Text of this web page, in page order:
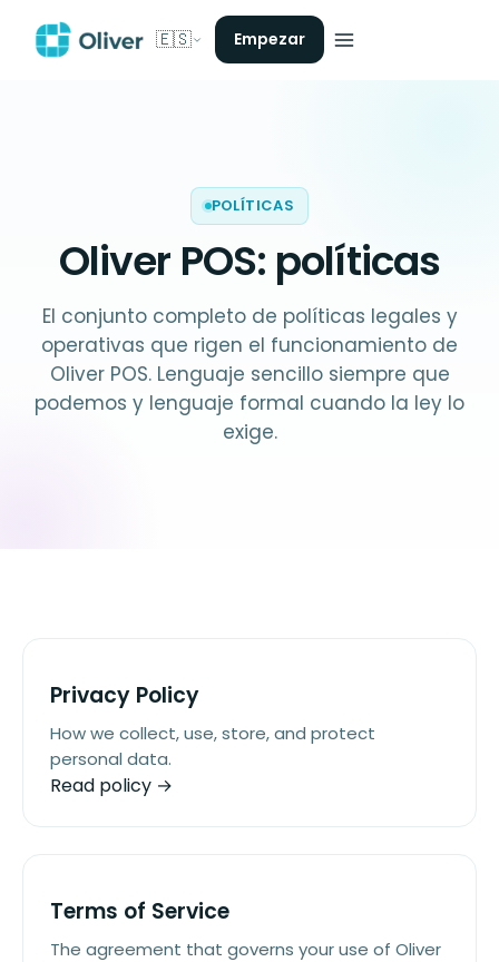
🇪🇸 Empezar
POLÍTICAS
Oliver POS: políticas
El conjunto completo de políticas legales y
operativas que rigen el funcionamiento de
Oliver POS. Lenguaje sencillo siempre que
podemos y lenguaje formal cuando la ley lo
exige.
Privacy Policy
How we collect, use, store, and protect
personal data.
Read policy →
Terms of Service
The agreement that governs your use of Oliver